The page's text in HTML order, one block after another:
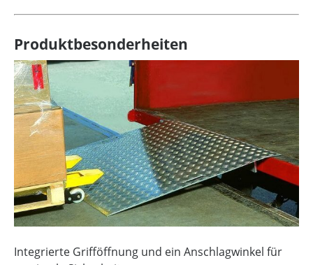
Produktbesonderheiten
Integrierte Grifföffnung und ein Anschlagwinkel für